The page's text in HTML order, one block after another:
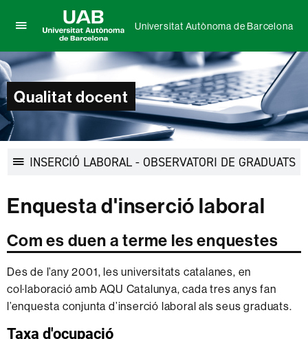
per
desplegar
el
menú
de
Universitat
Barcelona
Universitat
Autònoma
de
Barcelona
Universitat Autònoma de Barcelona
Qualitat docent
INSERCIÓ LABORAL - OBSERVATORI DE GRADUATS
navegació
Enquesta d'inserció laboral
Com es duen a terme les enquestes
Des de l’any 2001, les universitats catalanes, en
col·laboració amb AQU Catalunya, cada tres anys fan
l’enquesta conjunta d’inserció laboral als seus graduats.